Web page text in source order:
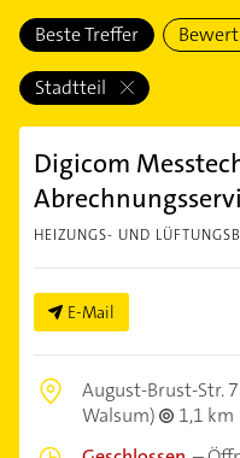
Beste Treffer
Stadtteil
Digicom
HEIZUNGS- UND
E-Mail
August-Brust-Str.
Walsum)
1,1 km